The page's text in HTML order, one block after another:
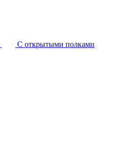
С открытыми полками